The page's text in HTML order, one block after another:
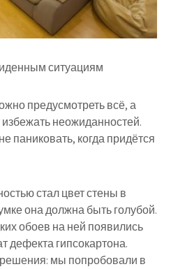
ситуациям
предусмотреть всё, а
неожиданностей.
паниковать, когда придётся
стал цвет стены в
она должна быть голубой.
обоев на ней появились
дефекта гипсокартона.
мы попробовали в